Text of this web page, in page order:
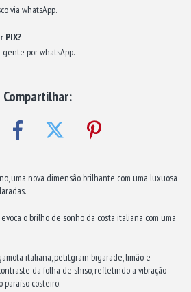
via whatsApp.
PIX?
gente por whatsApp.
Compartilhar:
uma nova dimensão brilhante com uma luxuosa
o brilho de sonho da costa italiana com uma
italiana, petitgrain bigarade, limão e
da folha de shiso, refletindo a vibração
paraíso costeiro.